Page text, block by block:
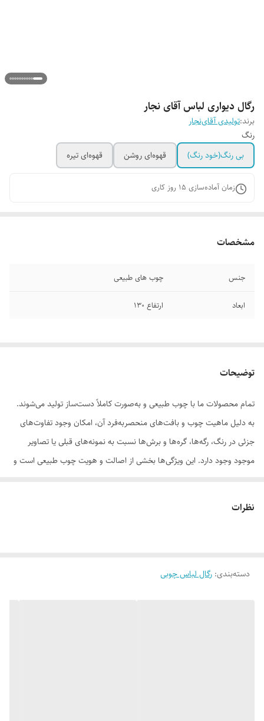
رگال دیواری لباس آقای نجار
برند:تولیدی آقای‌نجار
رنگ
بی رنگ(خود رنگ)
قهوه‌ای روشن قهوه‌ای تیره
زمان آماده‌سازی 15 روز کاری
مشخصات
جنس چوب های طبیعی
ابعاد ارتفاع ۱۳۰
توضیحات
تمام محصولات ما با چوب طبیعی و به‌صورت کاملاً دست‌ساز تولید می‌شوند.
به دلیل ماهیت چوب و بافت‌های منحصر‌به‌فرد آن، امکان وجود تفاوت‌های
جزئی در رنگ، رگه‌ها، گره‌ها و برش‌ها نسبت به نمونه‌های قبلی یا تصاویر
موجود وجود دارد. این ویژگی‌ها بخشی از اصالت و هویت چوب طبیعی است و
سفارش به‌منزله‌ی پذیرش این موارد و آگاهی از ویژگی‌های طبیعی چوب هست
نظرات
دسته‌بندی: رگال لباس چوبی